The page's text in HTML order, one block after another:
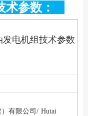
术参数：
电机组技术参数
有限公司/ Hutai